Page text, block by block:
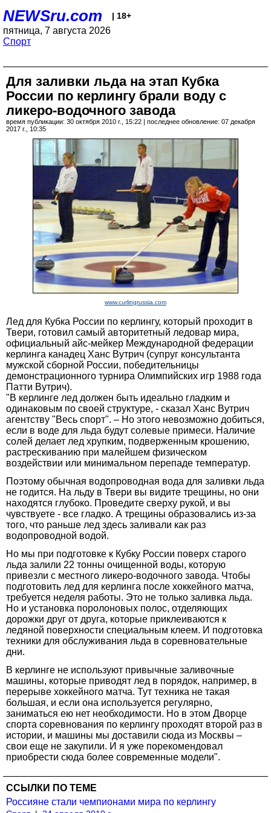
NEWSru.com | 18+
пятница, 7 августа 2026
Спорт
Для заливки льда на этап Кубка
России по керлингу брали воду с
ликеро-водочного завода
время публикации: 30 октября 2010 г., 15:22 | последнее обновление: 07 декабря
2017 г., 10:35
www.curlingrussia.com
Лед для Кубка России по керлингу, который проходит в
Твери, готовил самый авторитетный ледовар мира,
официальный айс-мейкер Международной федерации
керлинга канадец Ханс Вутрич (супруг консультанта
мужской сборной России, победительницы
демонстрационного турнира Олимпийских игр 1988 года
Патти Вутрич).
"В керлинге лед должен быть идеально гладким и
одинаковым по своей структуре, - сказал Ханс Вутрич
агентству "Весь спорт". – Но этого невозможно добиться,
если в воде для льда будут солевые примеси. Наличие
солей делает лед хрупким, подверженным крошению,
растрескиванию при малейшем физическом
воздействии или минимальном перепаде температур.
Поэтому обычная водопроводная вода для заливки льда
не годится. На льду в Твери вы видите трещины, но они
находятся глубоко. Проведите сверху рукой, и вы
чувствуете - все гладко. А трещины образовались из-за
того, что раньше лед здесь заливали как раз
водопроводной водой.
Но мы при подготовке к Кубку России поверх старого
льда залили 22 тонны очищенной воды, которую
привезли с местного ликеро-водочного завода. Чтобы
подготовить лед для керлинга после хоккейного матча,
требуется неделя работы. Это не только заливка льда.
Но и установка поролоновых полос, отделяющих
дорожки друг от друга, которые приклеиваются к
ледяной поверхности специальным клеем. И подготовка
техники для обслуживания льда в соревновательные
дни.
В керлинге не используют привычные заливочные
машины, которые приводят лед в порядок, например, в
перерыве хоккейного матча. Тут техника не такая
большая, и если она используется регулярно,
заниматься ею нет необходимости. Но в этом Дворце
спорта соревнования по керлингу проходят второй раз в
истории, и машины мы доставили сюда из Москвы –
свои еще не закупили. И я уже порекомендовал
приобрести сюда более современные модели".
ССЫЛКИ ПО ТЕМЕ
Россияне стали чемпионами мира по керлингу